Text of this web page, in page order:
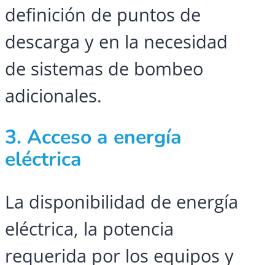
definición de puntos de
descarga y en la necesidad
de sistemas de bombeo
adicionales.
3. Acceso a energía
eléctrica
La disponibilidad de energía
eléctrica, la potencia
requerida por los equipos y